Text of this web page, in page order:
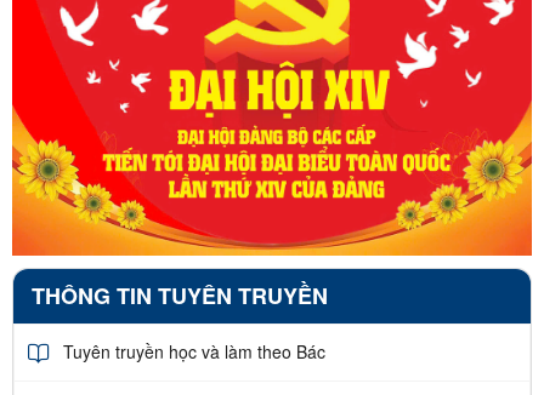
THÔNG TIN TUYÊN TRUYỀN
Tuyên truyền học và làm theo Bác